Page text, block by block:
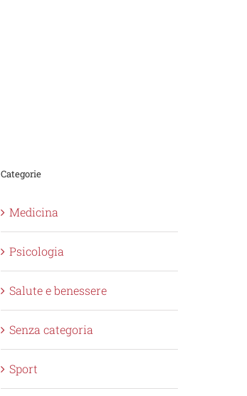
Categorie
Medicina
Psicologia
Salute e benessere
Senza categoria
Sport